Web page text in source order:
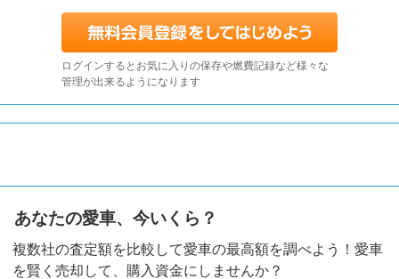
ログインするとお気に入りの保存や燃費記録など様々な
管理が出来るようになります
あなたの愛車、今いくら？
複数社の査定額を比較して愛車の最高額を調べよう！愛車
を賢く売却して、購入資金にしませんか？